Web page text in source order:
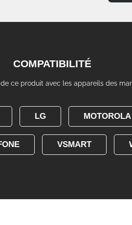
COMPATIBILITÉ
ce produit avec les appareils des
LG MOTOROLA
VSMART